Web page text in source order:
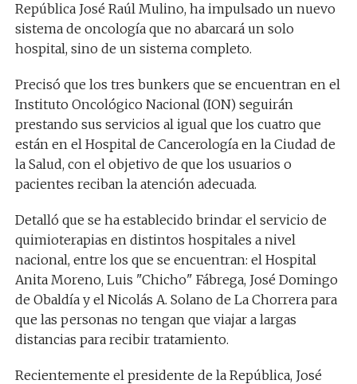
República José Raúl Mulino, ha impulsado un nuevo
sistema de oncología que no abarcará un solo
hospital, sino de un sistema completo.
Precisó que los tres bunkers que se encuentran en el
Instituto Oncológico Nacional (ION) seguirán
prestando sus servicios al igual que los cuatro que
están en el Hospital de Cancerología en la Ciudad de
la Salud, con el objetivo de que los usuarios o
pacientes reciban la atención adecuada.
Detalló que se ha establecido brindar el servicio de
quimioterapias en distintos hospitales a nivel
nacional, entre los que se encuentran: el Hospital
Anita Moreno, Luis "Chicho" Fábrega, José Domingo
de Obaldía y el Nicolás A. Solano de La Chorrera para
que las personas no tengan que viajar a largas
distancias para recibir tratamiento.
Recientemente el presidente de la República, José